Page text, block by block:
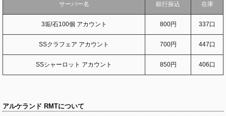
サーバー名 銀行振込 在庫
3垢!石100個 アカウント 800円 337口
SSクラフェア アカウント 700円 447口
SSシャーロット アカウント 850円 406口
アルケランド RMTについて